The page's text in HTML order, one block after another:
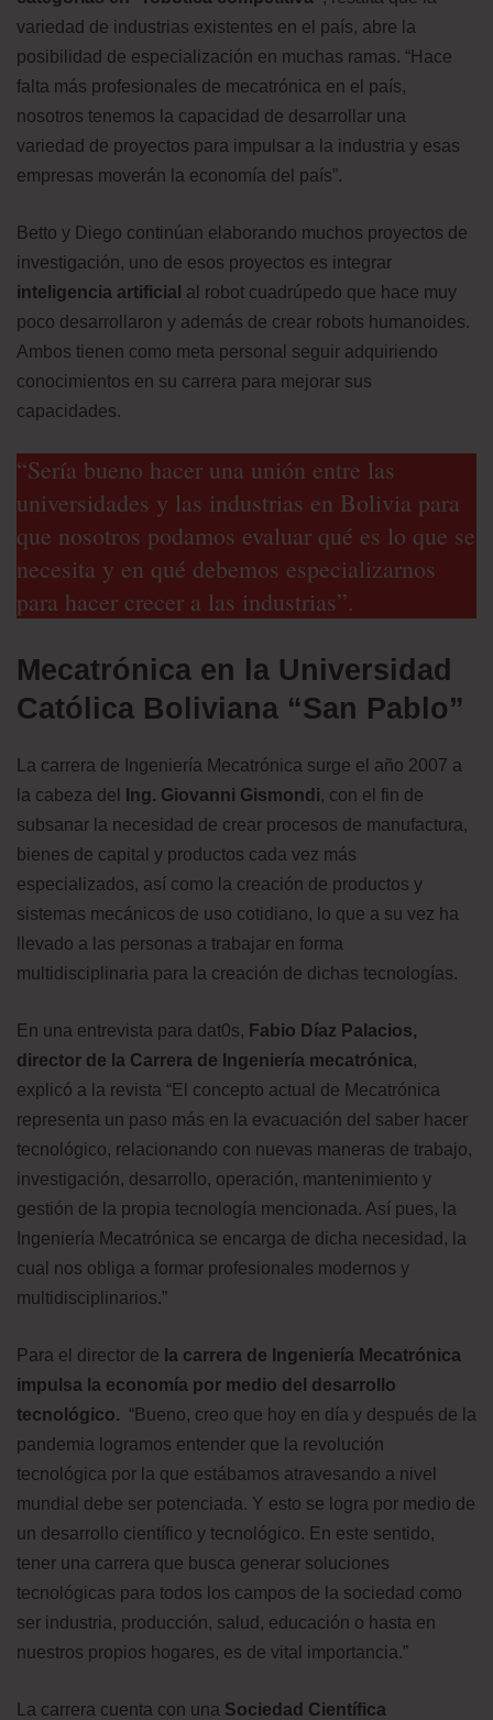
variedad de industrias existentes en el país, abre la
posibilidad de especialización en muchas ramas. “Hace
falta más profesionales de mecatrónica en el país,
nosotros tenemos la capacidad de desarrollar una
variedad de proyectos para impulsar a la industria y esas
empresas moverán la economía del país”.
Betto y Diego continúan elaborando muchos proyectos de
investigación, uno de esos proyectos es integrar
inteligencia artificial al robot cuadrúpedo que hace muy
poco desarrollaron y además de crear robots humanoides.
Ambos tienen como meta personal seguir adquiriendo
conocimientos en su carrera para mejorar sus
capacidades.
“Sería bueno hacer una unión entre las
universidades y las industrias en Bolivia para
que nosotros podamos evaluar qué es lo que se
necesita y en qué debemos especializarnos
para hacer crecer a las industrias”.
Mecatrónica en la Universidad
Católica Boliviana “San Pablo”
La carrera de Ingeniería Mecatrónica surge el año 2007 a
la cabeza del
Ing. Giovanni Gismondi, con el fin de
subsanar la necesidad de crear procesos de manufactura,
bienes de capital y productos cada vez más
especializados, así como la creación de productos y
sistemas mecánicos de uso cotidiano, lo que a su vez ha
llevado a las personas a trabajar en forma
multidisciplinaria para la creación de dichas tecnologías.
En una entrevista para dat0s, Fabio Díaz Palacios,
director de la Carrera de Ingeniería mecatrónica,
explicó a la revista “El concepto actual de Mecatrónica
representa un paso más en la evacuación del saber hacer
tecnológico, relacionando con nuevas maneras de trabajo,
investigación, desarrollo, operación, mantenimiento y
gestión de la propia tecnología mencionada. Así pues, la
Ingeniería Mecatrónica se encarga de dicha necesidad, la
cual nos obliga a formar profesionales modernos y
multidisciplinarios.”
Para el director de la carrera de Ingeniería Mecatrónica
impulsa la economía por medio del desarrollo
tecnológico. “Bueno, creo que hoy en día y después de la
pandemia logramos entender que la revolución
tecnológica por la que estábamos atravesando a nivel
mundial debe ser potenciada. Y esto se logra por medio de
un desarrollo científico y tecnológico. En este sentido,
tener una carrera que busca generar soluciones
tecnológicas para todos los campos de la sociedad como
ser industria, producción, salud, educación o hasta en
nuestros propios hogares, es de vital importancia.”
La carrera cuenta con una Sociedad Científica